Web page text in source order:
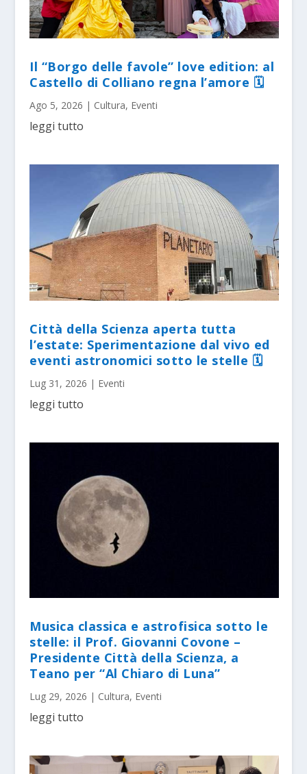
Il “Borgo delle favole” love edition: al
Castello di Colliano regna l’amore 🗓
Ago 5, 2026 | Cultura, Eventi
leggi tutto
Città della Scienza aperta tutta
l’estate: Sperimentazione dal vivo ed
eventi astronomici sotto le stelle 🗓
Lug 31, 2026 | Eventi
leggi tutto
Musica classica e astrofisica sotto le
stelle: il Prof. Giovanni Covone –
Presidente Città della Scienza, a
Teano per “Al Chiaro di Luna”
Lug 29, 2026 | Cultura, Eventi
leggi tutto